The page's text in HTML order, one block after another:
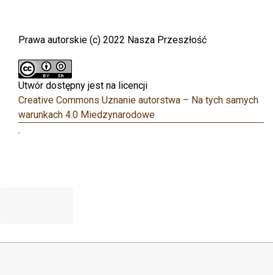
Prawa autorskie (c) 2022 Nasza Przeszłość
Utwór dostępny jest na licencji
Creative Commons Uznanie autorstwa – Na tych samych
warunkach 4.0 Miedzynarodowe
.